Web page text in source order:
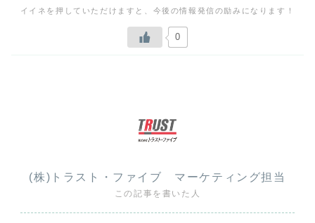
0
(株)トラスト・ファイブ マーケティング担当
この記事を書いた人